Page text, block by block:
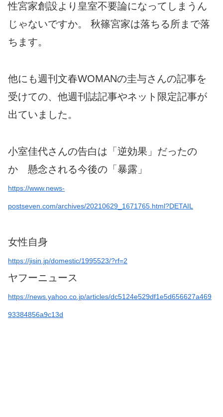
性宮家創設より皇室不要論になってしまうん
じゃないですか。 秋篠宮家は落ちる所まで落
ちます。
他にも週刊文春WOMANの圭与さんの記事を
受けての、他週刊誌記事やネット限定記事が
出ていました。
小室佳代さんの告白は「逆効果」だったの
か 懸念される今後の「暴露」
https://www.news-
postseven.com/archives/20210629_1671765.html?DETAIL
女性自身
https://jisin.jp/domestic/1995523/?rf=2
ヤフーニュース
https://news.yahoo.co.jp/articles/dc5124e529df1e5d656627a469
93384856a9c13d